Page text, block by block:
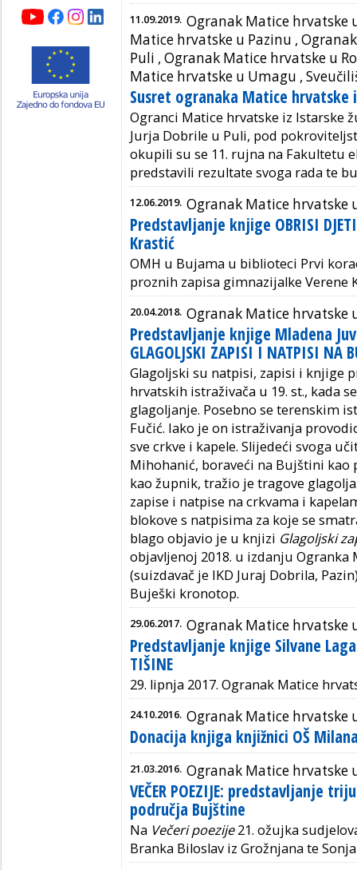
11.09.2019. Ogranak Matice hrvatske
Matice hrvatske u Pazinu ,
Puli , Ogranak Matice hrvatske u
Matice hrvatske u Umagu ,
Susret ogranaka Matice hrvatske
Ogranci Matice hrvatske iz Istarske
Jurja Dobrile u Puli, pod
okupili su se 11. rujna na Fakultetu
predstavili rezultate svoga rada te
12.06.2019. Ogranak Matice hrvatske
Predstavljanje knjige OBRISI
Krastić
OMH u Bujama u biblioteci Prvi
proznih zapisa gimnazijalke Verene
20.04.2018. Ogranak Matice hrvatske
Predstavljanje knjige Mladena
GLAGOLJSKI ZAPISI I NATPISI NA
Glagoljski su natpisi, zapisi i knjige
hrvatskih istraživača u 19. st., kada
glagoljanje. Posebno se terenskim
Fučić. Iako je on istraživanja
sve crkve i kapele. Slijedeći svoga
Mihohanić, boraveći na Bujštini
kao župnik, tražio je tragove
zapise i natpise na crkvama i
blokove s natpisima za koje se
blago objavio je u knjizi Glagoljski
objavljenoj 2018. u izdanju Ogranka
(suizdavač je IKD Juraj Dobrila,
Buješki kronotop.
29.06.2017. Ogranak Matice hrvatske
Predstavljanje knjige Silvane
TIŠINE
29. lipnja 2017. Ogranak Matice
24.10.2016. Ogranak Matice hrvatske
Donacija knjiga knjižnici OŠ
21.03.2016. Ogranak Matice hrvatske
VEČER POEZIJE: predstavljanje
područja Bujštine
Na Večeri poezije21. ožujka
Branka Biloslav iz Grožnjana te